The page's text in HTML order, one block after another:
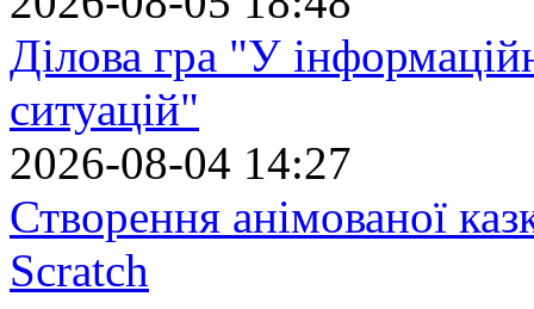
Ділова гра "У
ситуацій"
2026-08-04 14:27
Створення анімованої
Scratch